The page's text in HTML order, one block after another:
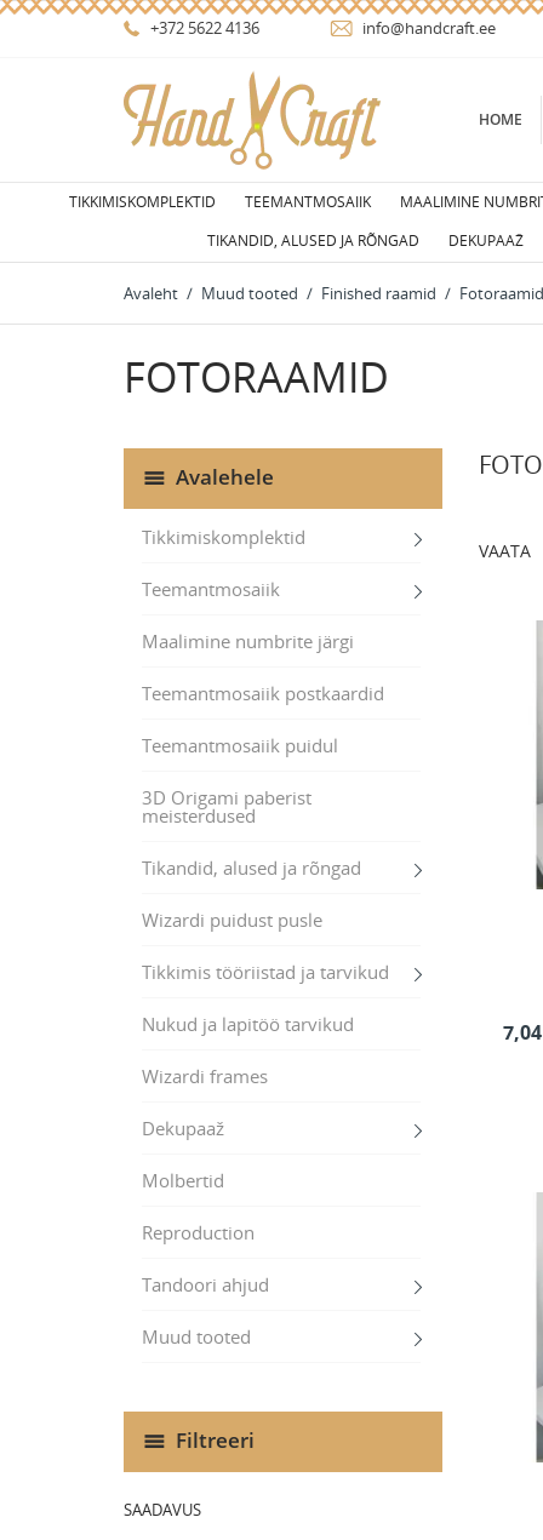
+372 5622 4136 info@handcraft.ee
HOME
TIKKIMISKOMPLEKTID TEEMANTMOSAIIK
MAALIMINE
TIKANDID, ALUSED JA RÕNGAD
DEKUPAAŽ
Avaleht Muud tooted Finished raamid Fotoraamid
FOTORAAMID
Avalehele
Tikkimiskomplektid
Teemantmosaiik
Maalimine numbrite järgi
Teemantmosaiik postkaardid
Teemantmosaiik puidul
3D Origami paberist
meisterdused
Tikandid, alused ja rõngad
Wizardi puidust pusle
Tikkimis tööriistad ja tarvikud
Nukud ja lapitöö tarvikud
Wizardi frames
Dekupaaž
Molbertid
Reproduction
Tandoori ahjud
Muud tooted
Filtreeri
SAADAVUS
VAATA